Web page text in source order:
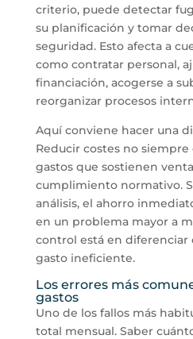
criterio, puede detectar
su planificación y tomar
seguridad. Esto afecta a
como contratar personal,
financiación, acogerse a
reorganizar procesos
Aquí conviene hacer una
Reducir costes no siempre
gastos que sostienen
cumplimiento normativo.
análisis, el ahorro
en un problema mayor a
control está en diferenciar
gasto ineficiente.
Los errores más
gastos
Uno de los fallos más
total mensual. Saber